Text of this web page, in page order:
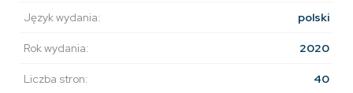
Język wydania: polski
Rok wydania: 2020
Liczba stron: 40